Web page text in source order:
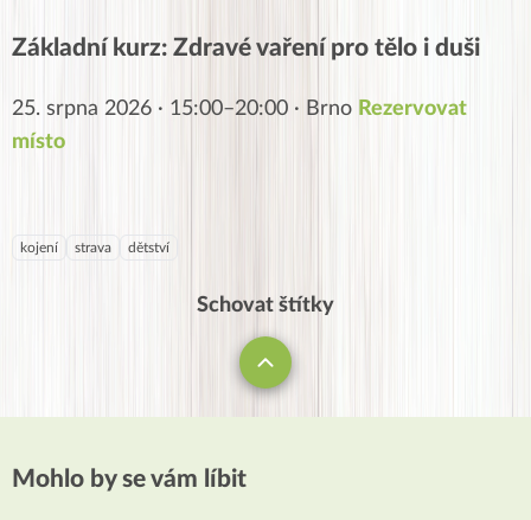
Základní kurz: Zdravé vaření pro tělo i duši
25. srpna 2026 · 15:00–20:00 · Brno Rezervovat
místo
kojení strava dětství
Schovat štítky
Mohlo by se vám líbit